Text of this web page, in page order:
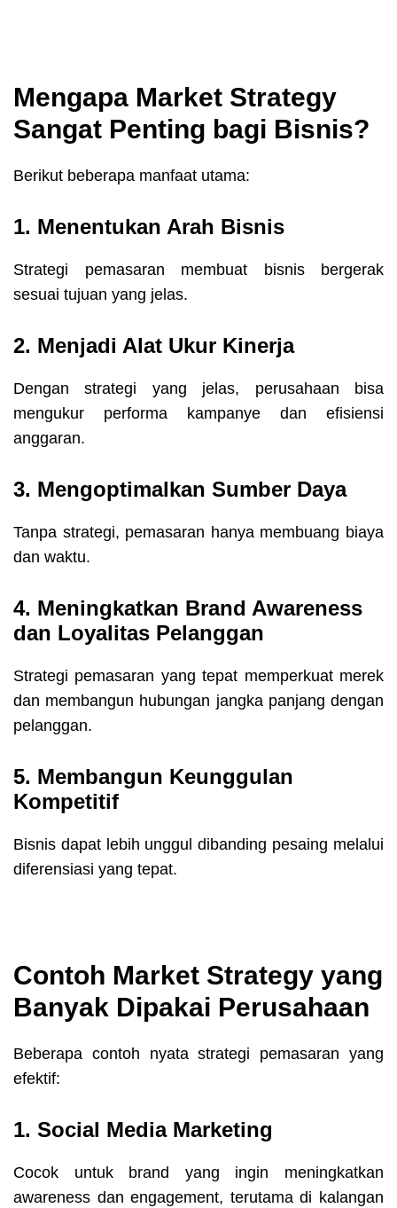
Mengapa Market Strategy
Sangat Penting bagi Bisnis?
Berikut beberapa manfaat utama:
1. Menentukan Arah Bisnis
Strategi pemasaran membuat bisnis bergerak
sesuai tujuan yang jelas.
2. Menjadi Alat Ukur Kinerja
Dengan strategi yang jelas, perusahaan bisa
mengukur performa kampanye dan efisiensi
anggaran.
3. Mengoptimalkan Sumber Daya
Tanpa strategi, pemasaran hanya membuang biaya
dan waktu.
4. Meningkatkan Brand Awareness
dan Loyalitas Pelanggan
Strategi pemasaran yang tepat memperkuat merek
dan membangun hubungan jangka panjang dengan
pelanggan.
5. Membangun Keunggulan
Kompetitif
Bisnis dapat lebih unggul dibanding pesaing melalui
diferensiasi yang tepat.
Contoh Market Strategy yang
Banyak Dipakai Perusahaan
Beberapa contoh nyata strategi pemasaran yang
efektif:
1. Social Media Marketing
Cocok untuk brand yang ingin meningkatkan
awareness dan engagement, terutama di kalangan